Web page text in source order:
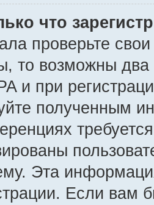
что
проверьте
то возможны
и при
полученным
Эта
Если вам